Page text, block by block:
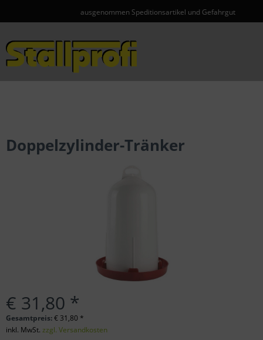
ausgenommen Speditionsartikel und Gefahrgut
Doppelzylinder-Tränker
€ 31,80 *
Gesamtpreis:€ 31,80 *
inkl. MwSt. zzgl. Versandkosten